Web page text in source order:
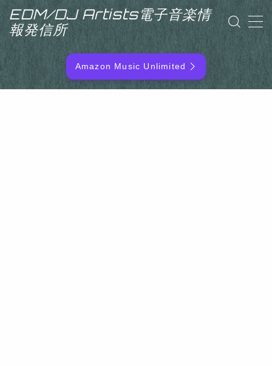
EDM/DJ Artists電子音楽情
報発信所
MENU
EDM/DJ/PD ARTIST
Amazon Music Unlimited